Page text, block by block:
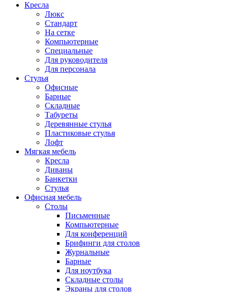
Кресла
Люкс
Стандарт
На сетке
Компьютерные
Специальные
Для руководителя
Для персонала
Стулья
Офисные
Барные
Складные
Табуреты
Деревянные стулья
Пластиковые стулья
Лофт
Мягкая мебель
Кресла
Диваны
Банкетки
Стулья
Офисная мебель
Столы
Письменные
Компьютерные
Для конференций
Брифинги для столов
Журнальные
Барные
Для ноутбука
Складные столы
Экраны для столов